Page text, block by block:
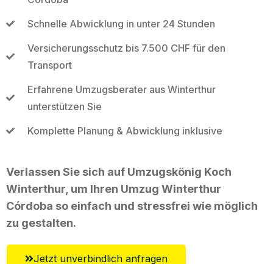
Schnelle Abwicklung in unter 24 Stunden
Versicherungsschutz bis 7.500 CHF für den
Transport
Erfahrene Umzugsberater aus Winterthur
unterstützen Sie
Komplette Planung & Abwicklung inklusive
Verlassen Sie sich auf Umzugskönig Koch
Winterthur, um Ihren Umzug Winterthur
Córdoba so einfach und stressfrei wie möglich
zu gestalten.
Jetzt unverbindlich anfragen